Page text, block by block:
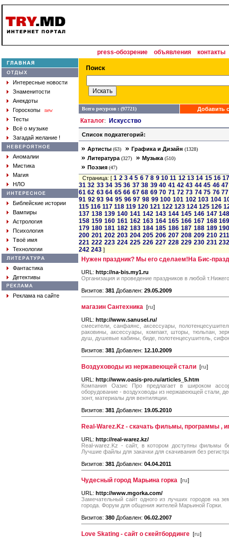
press-обозрение объявления контакты
Интересные новости
Знаменитости
Анекдоты
Гороскопы
new
Тесты
Всё о музыке
Загадай желание !
Аномалии
Мистика
Магия
НЛО
Библейские истории
Вампиры
Астрология
Психология
Твоё имя
Технологии
Фантастика
Детективы
Реклама на сайте
Всего ресурсов : (97721) Добавить
Каталог: Искусство
Список подкатегорий:
» Артисты (63) » Графика и Дизайн (1328)
» Литература (327) » Музыка (510)
» Поэзия (47)
Страница: [1 2 3 4 5 6 7 8 9 10 11 12 13 14 15 16
31 32 33 34 35 36 37 38 39 40 41 42 43 44 45 46 47
61 62 63 64 65 66 67 68 69 70 71 72 73 74 75 76 77
91 92 93 94 95 96 97 98 99 100 101 102 103 104
115 116 117 118 119 120 121 122 123 124 125 126
137 138 139 140 141 142 143 144 145 146 147
158 159 160 161 162 163 164 165 166 167 168
179 180 181 182 183 184 185 186 187 188 189
200 201 202 203 204 205 206 207 208 209 210 211
221 222 223 224 225 226 227 228 229 230 231
242 243 ]
Нужен праздник? Мы его сделаем!На Бис-
URL: http://na-bis.my1.ru
Организация и проведение праздников в любой
Визитов: 381 Добавлен: 29.05.2009
магазин Сантехника [ru]
URL: http://www.sanusel.ru/
смесители, санфаянс, аксессуары,
раковины, аксессуары, компакт, шторы, тюльпан,
душ, душевые кабины, биде, полотенцесушитель,
Визитов: 381 Добавлен: 12.10.2009
Воздуховоды из нержавеющей стали [ru]
URL: http://www.oasis-pro.ru/articles_5.htm
Компания Оазис Про предлагает в широком
оборудование - воздуховоды из нержавеющей стали,
зонт, материалы для вентиляции.
Визитов: 381 Добавлен: 19.05.2010
Real-Warez.Kz - скачать фильмы, программы ,
URL: http://real-warez.kz/
Real-warez.Kz - сайт, в котором доступны фильмы
Лучшие файлы для закачки для скачивания без
Визитов: 381 Добавлен: 04.04.2011
Чудесный город Марьина горка [ru]
URL: http://www.mgorka.com/
Замечательный сайт одного из лучших городов на
города. Форум для общения жителей Марьиной Горки.
Визитов: 380 Добавлен: 06.02.2007
Love Skating - сайт о скейтбординге [ru]